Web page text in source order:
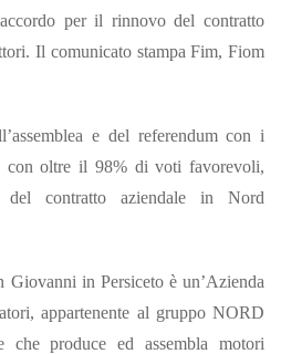
per il rinnovo del contratto
Il comunicato stampa Fim, Fiom
e del referendum con i
con oltre il 98% di voti favorevoli,
contratto aziendale in Nord
in Persiceto è un’Azienda
appartenente al gruppo NORD
che produce ed assembla motori